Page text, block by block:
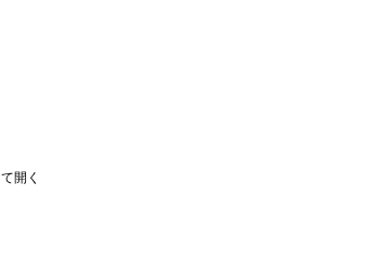
開く